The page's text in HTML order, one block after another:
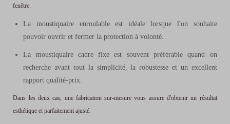
fenêtre.
La moustiquaire enroulable est idéale lorsque l'on souhaite
pouvoir ouvrir et fermer la protection à volonté.
La moustiquaire cadre fixe est souvent préférable quand on
recherche avant tout la simplicité, la robustesse et un excellent
rapport qualité-prix.
Dans les deux cas, une fabrication sur-mesure vous assure d'obtenir un résultat
esthétique et parfaitement ajusté.